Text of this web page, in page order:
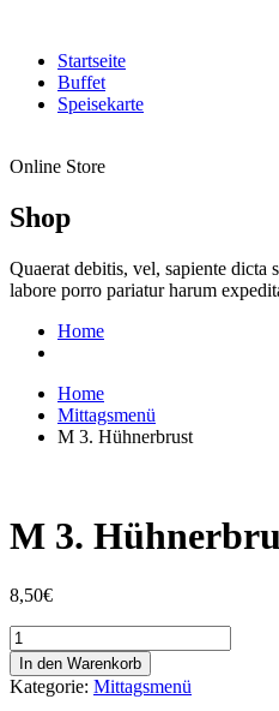
Startseite
Buffet
Speisekarte
Online Store
Shop
Quaerat debitis, vel, sapiente dicta
labore porro pariatur harum
Home
Home
Mittagsmenü
M 3. Hühnerbrust
M 3.
8,50€
M
3.
Hühnerbrust
Menge
In den Warenkorb
Kategorie: Mittagsmenü